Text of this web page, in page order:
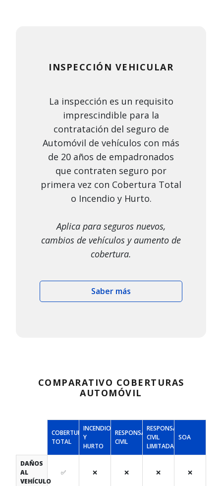
INSPECCIÓN VEHICULAR
La inspección es un requisito
imprescindible para la
contratación del seguro de
Automóvil de vehículos con más
de 20 años de empadronados
que contraten seguro por
primera vez con Cobertura Total
o Incendio y Hurto.
Aplica para seguros nuevos,
cambios de vehículos y aumento de
cobertura.
Saber más
COMPARATIVO COBERTURAS
AUTOMÓVIL
COBERTURA
TOTAL
INCENDIO
Y
HURTO
RESPONSABILIDAD
CIVIL
RESPONSABILIDAD
CIVIL
LIMITADA
SOA
DAÑOS
AL
VEHÍCULO
✅ ❌ ❌ ❌ ❌